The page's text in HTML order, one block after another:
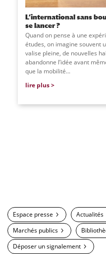
L’international sans
se lancer ?
Quand on pense à une
études, on imagine souvent
valise pleine, de nouvelles
abandonne l’idée avant
que la mobilité...
lire plus
Espace presse Actualités
Marchés publics
Déposer un signalement